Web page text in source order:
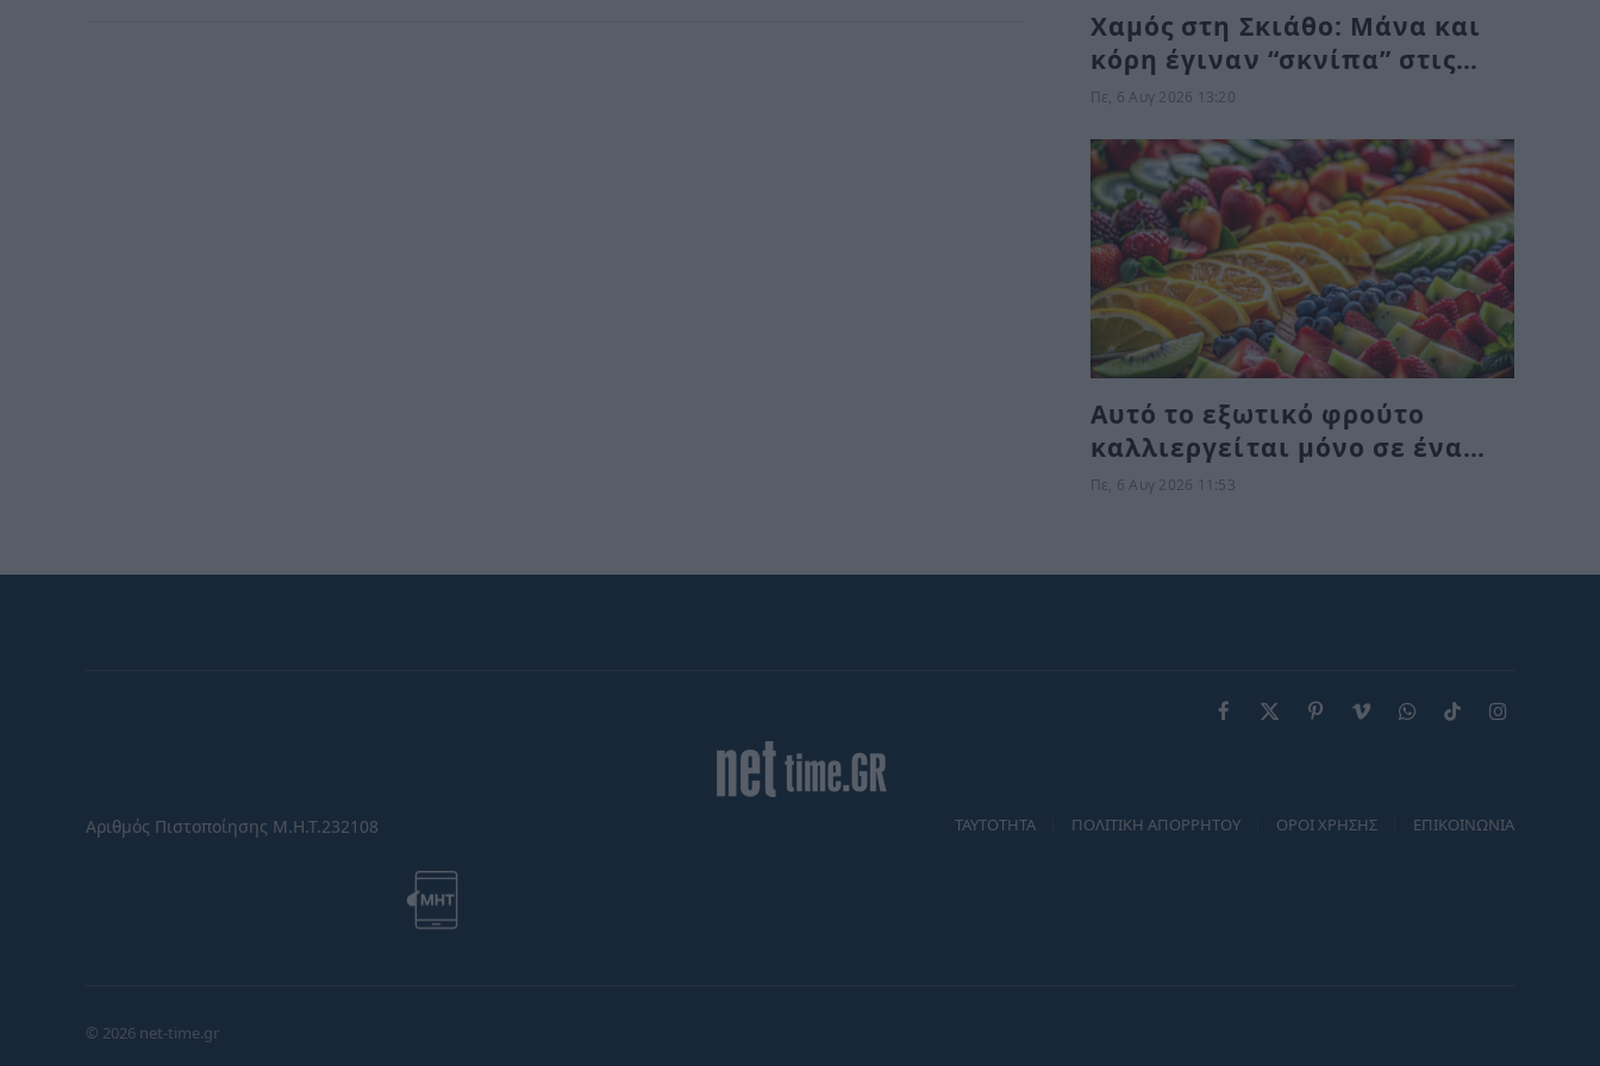
Χαμός στη Σκιάθο: Μάνα και
κόρη έγιναν “σκνίπα” στις
διακοπές και η συνέχεια δεν
Πε, 6 Αυγ 2026 13:20
Αυτό το εξωτικό φρούτο
καλλιεργείται μόνο σε ένα
ελληνικό νησί
Πε, 6 Αυγ 2026 11:53
Facebook
X
PinterestVimeoWhatsAppTikTokInstagram
Αριθμός Πιστοποίησης Μ.Η.Τ.232108 TAYTOTHTA ΠΟΛΙΤΙΚΗ ΑΠΟΡΡΗΤΟΥ ΟΡΟΙ ΧΡΗΣΗΣ ΕΠΙΚΟΙΝΩΝΙΑ
© 2026 net-time.gr